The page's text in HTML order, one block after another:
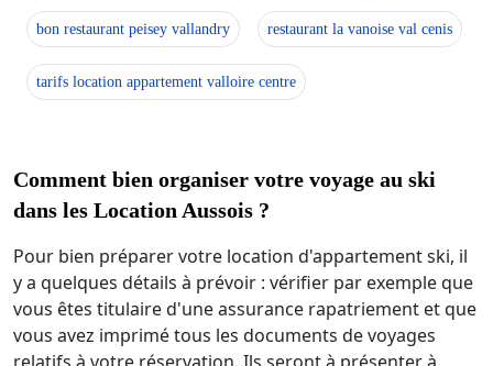
bon restaurant peisey vallandry restaurant la vanoise val cenis
tarifs location appartement valloire centre
Comment bien organiser votre voyage au ski
dans les Location Aussois ?
Pour bien préparer votre location d'appartement ski, il
y a quelques détails à prévoir : vérifier par exemple que
vous êtes titulaire d'une assurance rapatriement et que
vous avez imprimé tous les documents de voyages